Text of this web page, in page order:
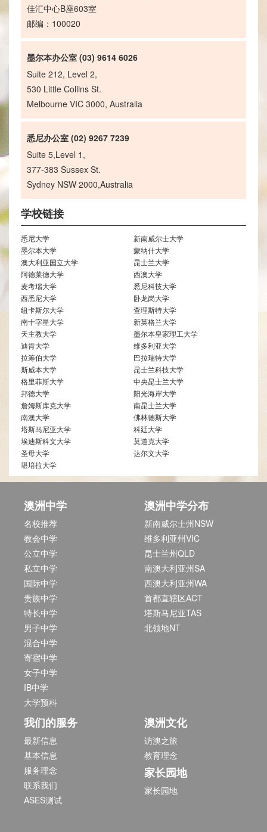
佳汇中心B座603室
邮编：100020
墨尔本办公室 (03) 9614 6026
Suite 212, Level 2,
530 Little Collins St.
Melbourne VIC 3000, Australia
悉尼办公室 (02) 9267 7239
Suite 5,Level 1,
377-383 Sussex St.
Sydney NSW 2000,Australia
学校链接
悉尼大学
新南威尔士大学
墨尔本大学
蒙纳什大学
澳大利亚国立大学
昆士兰大学
阿德莱德大学
西澳大学
麦考瑞大学
悉尼科技大学
西悉尼大学
卧龙岗大学
纽卡斯尔大学
查理斯特大学
南十字星大学
新英格兰大学
天主教大学
墨尔本皇家理工大学
迪肯大学
维多利亚大学
拉筹伯大学
巴拉瑞特大学
斯威本大学
昆士兰科技大学
格里菲斯大学
中央昆士兰大学
邦德大学
阳光海岸大学
詹姆斯库克大学
南昆士兰大学
南澳大学
佛林德斯大学
塔斯马尼亚大学
科廷大学
埃迪斯科文大学
莫道克大学
圣母大学
达尔文大学
堪培拉大学
澳洲中学
名校推荐
教会中学
公立中学
私立中学
国际中学
贵族中学
特长中学
男子中学
混合中学
寄宿中学
女子中学
IB中学
大学预科
澳洲中学分布
新南威尔士州NSW
维多利亚州VIC
昆士兰州QLD
南澳大利亚州SA
西澳大利亚州WA
首都直辖区ACT
塔斯马尼亚TAS
北领地NT
我们的服务
最新信息
基本信息
服务理念
联系我们
ASES测试
澳洲文化
访澳之旅
教育理念
家长园地
家长园地